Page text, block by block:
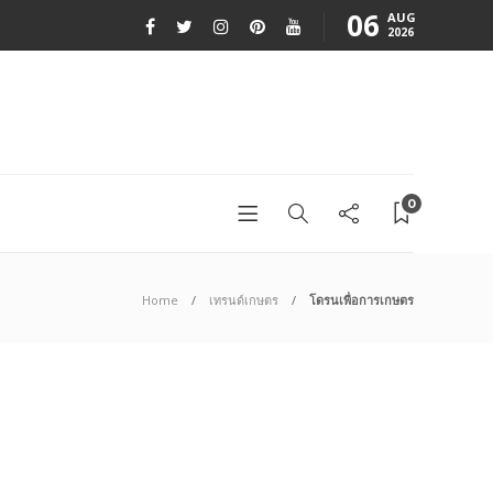
06 AUG
2026
0
Home เทรนด์เกษตร โดรนเพื่อการเกษตร